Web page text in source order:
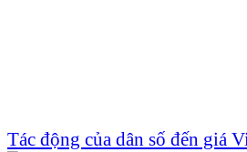
Tác động của dân số đến giá